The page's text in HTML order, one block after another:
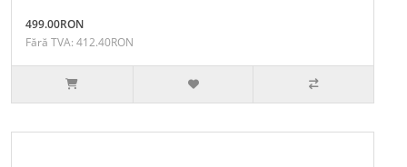
499.00RON
Fără TVA: 412.40RON